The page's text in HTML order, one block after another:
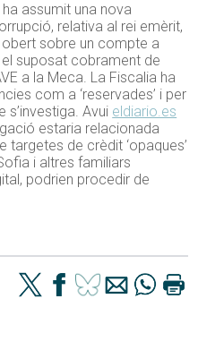
assumit una nova
relativa al rei emèrit,
sobre un compte a
suposat cobrament de
a la Meca. La Fiscalia ha
com a ‘reservades’ i per
s’investiga. Avui eldiario.es
estaria relacionada
targetes de crèdit ‘opaques’
i altres familiars
podrien procedir de